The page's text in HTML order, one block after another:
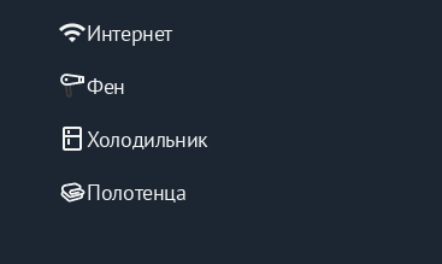
wifiИнтернет
Фен
kitchen Холодильник
Полотенца